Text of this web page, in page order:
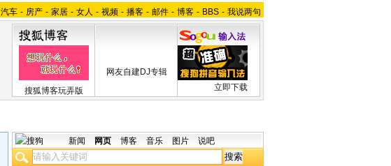
汽车 - 房产 - 家居 - 女人 - 视频 - 播客 - 邮件 - 博客 - BBS - 我说两句
搜狐博客玩弄版
网友自建DJ专辑
立即下载
新闻 网页 博客 音乐 图片 说吧